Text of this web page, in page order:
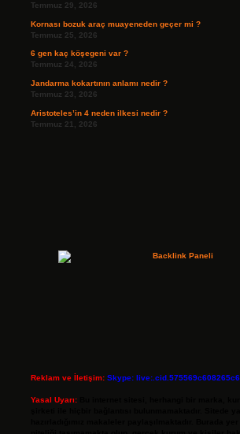
Temmuz 29, 2026
Kornası bozuk araç muayeneden geçer mi ?
Temmuz 25, 2026
6 gen kaç köşegeni var ?
Temmuz 24, 2026
Jandarma kokartının anlamı nedir ?
Temmuz 23, 2026
Aristoteles’in 4 neden ilkesi nedir ?
Temmuz 21, 2026
Reklam ve İletişim: Skype:
Yasal Uyarı: